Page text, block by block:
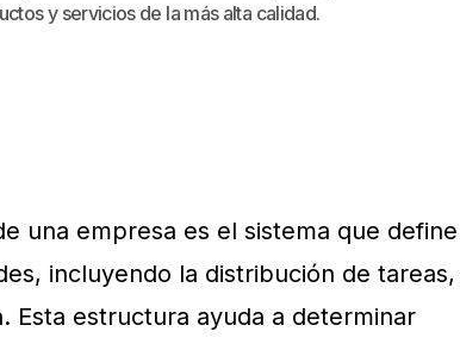
y servicios de la más alta calidad.
una empresa es el sistema que define
incluyendo la distribución de tareas,
Esta estructura ayuda a determinar